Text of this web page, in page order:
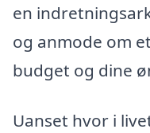
en
og anmode om
budget og dine
Uanset hvor i